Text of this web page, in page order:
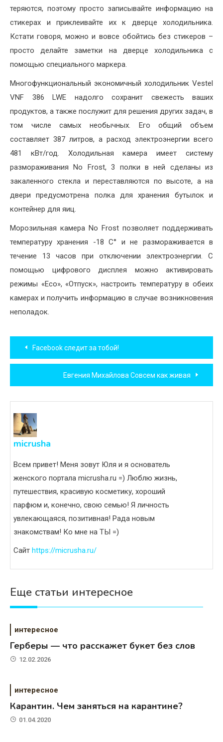
теряются, поэтому просто записывайте информацию на
стикерах и приклеивайте их к дверце холодильника.
Кстати говоря, можно и вовсе обойтись без стикеров –
просто делайте заметки на дверце холодильника с
помощью специального маркера.
Многофункциональный экономичный холодильник Vestel
VNF 386 LWE надолго сохранит свежесть ваших
продуктов, а также послужит для решения других задач, в
том числе самых необычных. Его общий объем
составляет 387 литров, а расход электроэнергии всего
481 кВт/год. Холодильная камера имеет систему
размораживания No Frost, 3 полки в ней сделаны из
закаленного стекла и переставляются по высоте, а на
двери предусмотрена полка для хранения бутылок и
контейнер для яиц.
Морозильная камера No Frost позволяет поддерживать
температуру хранения -18 С° и не размораживается в
течение 13 часов при отключении электроэнергии. С
помощью цифрового дисплея можно активировать
режимы «Eco», «Отпуск», настроить температуру в обеих
камерах и получить информацию в случае возникновения
неполадок.
Навигация
по
записям
Facebook следит за тобой!
Евгения Михайлова Совсем как живая
micrusha
Всем привет! Меня зовут Юля и я основатель
женского портала micrusha.ru =) Люблю жизнь,
путешествия, красивую косметику, хороший
парфюм и, конечно, свою семью! Я личность
увлекающаяся, позитивная! Рада новым
знакомствам! Ко мне на ТЫ =)
Сайт https://micrusha.ru/
Еще статьи интересное
интересное
Герберы — что расскажет букет без слов
12.02.2026
интересное
Карантин. Чем заняться на карантине?
01.04.2020